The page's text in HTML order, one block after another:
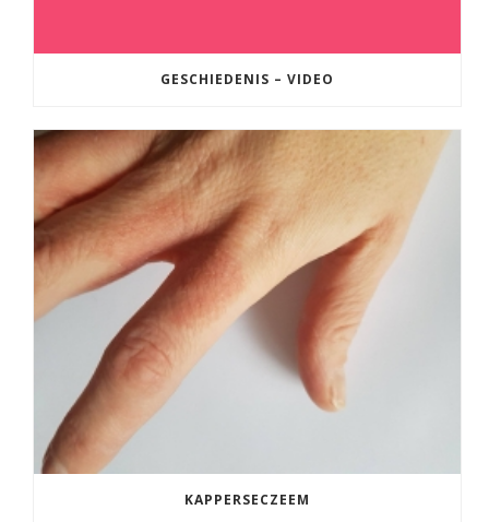
GESCHIEDENIS – VIDEO
KAPPERSECZEEM